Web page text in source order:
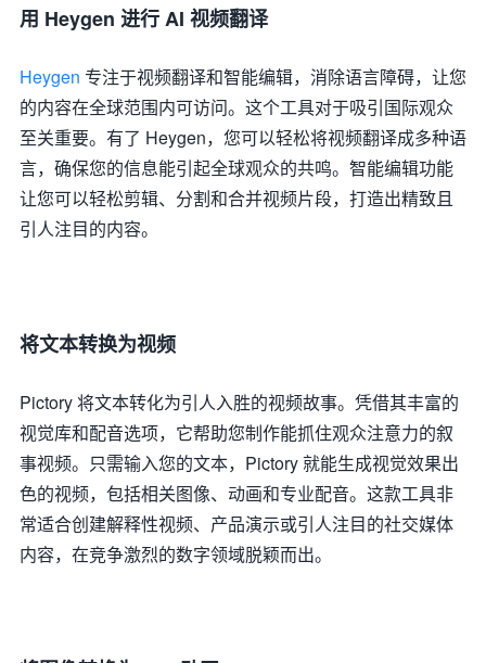
用 Heygen 进行 AI 视频翻译
Heygen 专注于视频翻译和智能编辑，消除语言障碍，让您
的内容在全球范围内可访问。这个工具对于吸引国际观众
至关重要。有了 Heygen，您可以轻松将视频翻译成多种语
言，确保您的信息能引起全球观众的共鸣。智能编辑功能
让您可以轻松剪辑、分割和合并视频片段，打造出精致且
引人注目的内容。
将文本转换为视频
Pictory 将文本转化为引人入胜的视频故事。凭借其丰富的
视觉库和配音选项，它帮助您制作能抓住观众注意力的叙
事视频。只需输入您的文本，Pictory 就能生成视觉效果出
色的视频，包括相关图像、动画和专业配音。这款工具非
常适合创建解释性视频、产品演示或引人注目的社交媒体
内容，在竞争激烈的数字领域脱颖而出。